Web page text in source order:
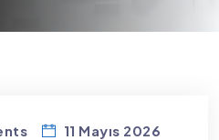
11 Mayıs 2026